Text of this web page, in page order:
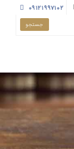
۰۹۱۲۱۹۹۷۱۰۲